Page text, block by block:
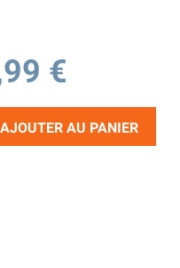
€
AJOUTER AU PANIER